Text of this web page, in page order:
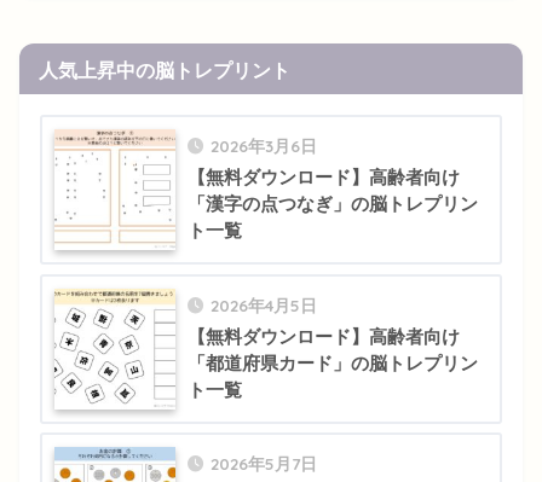
人気上昇中の脳トレプリント
2026年3月6日
【無料ダウンロード】高齢者向け
「漢字の点つなぎ」の脳トレプリン
ト一覧
2026年4月5日
【無料ダウンロード】高齢者向け
「都道府県カード」の脳トレプリン
ト一覧
2026年5月7日